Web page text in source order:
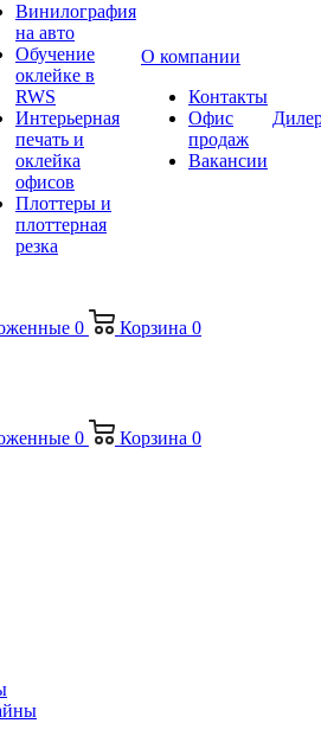
Винилография
на авто
Обучение
оклейке в
RWS
Интерьерная
печать и
оклейка
офисов
Плоттеры и
плоттерная
резка
О компании
Контакты
Офис
продаж
Вакансии
0 Корзина 0
0 Корзина 0